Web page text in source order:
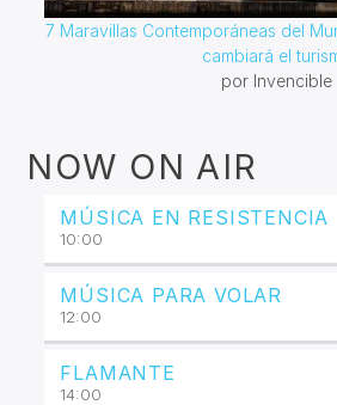
7 Maravillas Contemporáneas del
cambiará el
por Invencible
NOW ON AIR
MÚSICA EN RESISTENCIA
10:00
MÚSICA PARA VOLAR
12:00
FLAMANTE
14:00